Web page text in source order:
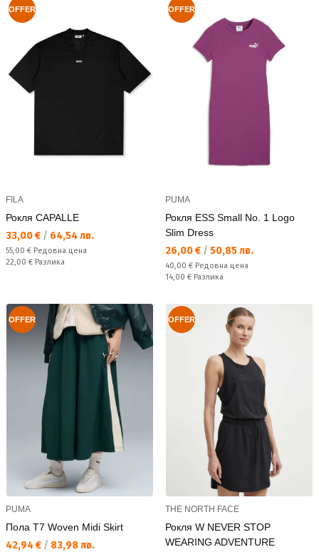
OFFER
FILA
Рокля CAPALLE
Текуща цена:
33,00 € / 64,54 лв.
Редовна цена:
55,00 € Редовна цена
Спестявате:
22,00 € Разлика
OFFER
PUMA
Рокля ESS Small No. 1 Logo
Slim Dress
Текуща цена:
26,00 € / 50,85 лв.
Редовна цена:
40,00 € Редовна цена
Спестявате:
14,00 € Разлика
OFFER
PUMA
Пола T7 Woven Midi Skirt
Текуща цена:
42,94 € / 83,98 лв.
OFFER
THE NORTH FACE
Рокля W NEVER STOP
WEARING ADVENTURE